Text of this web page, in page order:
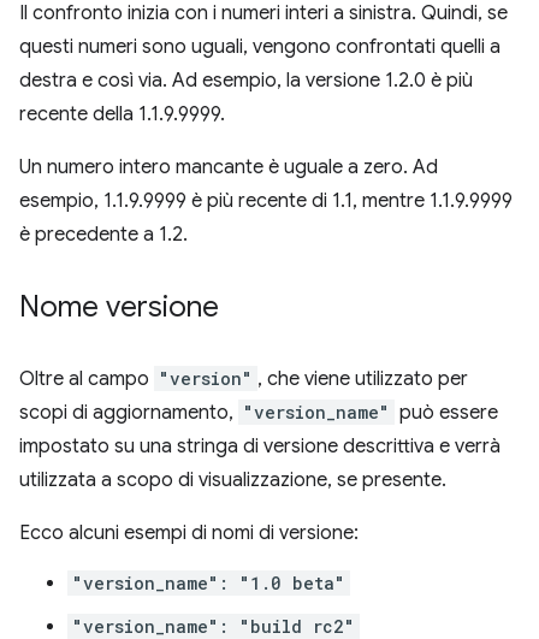
Il confronto inizia con i numeri interi a sinistra. Quindi, se
questi numeri sono uguali, vengono confrontati quelli a
destra e così via. Ad esempio, la versione 1.2.0 è più
recente della 1.1.9.9999.
Un numero intero mancante è uguale a zero. Ad
esempio, 1.1.9.9999 è più recente di 1.1, mentre 1.1.9.9999
è precedente a 1.2.
Nome versione
Oltre al campo "version" , che viene utilizzato per
scopi di aggiornamento, "version_name" può essere
impostato su una stringa di versione descrittiva e verrà
utilizzata a scopo di visualizzazione, se presente.
Ecco alcuni esempi di nomi di versione:
"version_name": "1.0 beta"
"version_name": "build rc2"